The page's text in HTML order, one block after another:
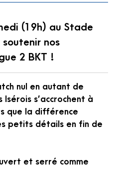
(19h) au Stade
nos
2 BKT !
nul en autant de
Isérois s’accrochent à
que la différence
petits détails en fin de
et serré comme